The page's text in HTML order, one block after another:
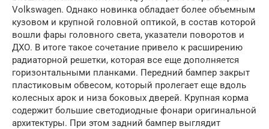
Volkswagen. Однако новинка обладает более объемным
кузовом и крупной головной оптикой, в состав которой
вошли фары головного света, указатели поворотов и
ДХО. В итоге такое сочетание привело к расширению
радиаторной решетки, которая все еще дополняется
горизонтальными планками. Передний бампер закрыт
пластиковым обвесом, который пролегает еще вдоль
колесных арок и низа боковых дверей. Крупная корма
содержит большие светодиодные фонари оригинальной
архитектуры. При этом задний бампер выглядит